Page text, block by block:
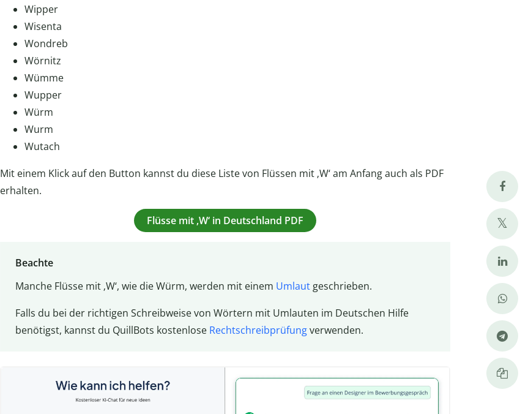
Wipper
Wisenta
Wondreb
Wörnitz
Wümme
Wupper
Würm
Wurm
Wutach
Mit einem Klick auf den Button kannst du diese Liste von Flüssen mit ‚W‘ am Anfang auch als PDF
erhalten.
Flüsse mit ‚W‘ in Deutschland PDF
Beachte
Manche Flüsse mit ‚W‘, wie die Würm, werden mit einem Umlautgeschrieben.
Falls du bei der richtigen Schreibweise von Wörtern mit Umlauten im Deutschen Hilfe
benötigst, kannst du QuillBots kostenlose Rechtschreibprüfungverwenden.